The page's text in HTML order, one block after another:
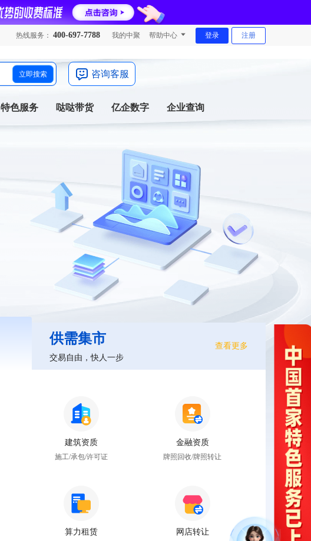
热线服务： 400-697-7788 我的中聚 帮助中心 登录 注册
立即搜索 咨询客服
特色服务 哒哒带货 亿企数字 企业查询
供需集市
交易自由，快人一步
查看更多
建筑资质
施工/承包/许可证
金融资质
牌照回收/牌照转让
算力租赁 网店转让